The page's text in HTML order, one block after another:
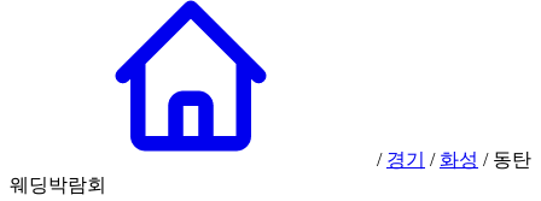
/ 경기 / 화성 / 동탄
웨딩박람회